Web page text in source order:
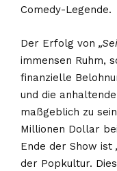
Comedy-Legende.
Der Erfolg von
immensen Ruhm,
finanzielle
und die
maßgeblich zu
Millionen Dollar
Ende der Show ist
der Popkultur.